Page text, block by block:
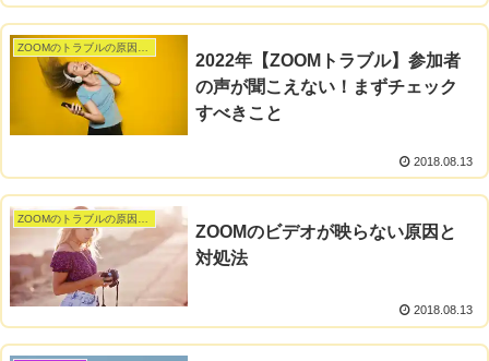
ZOOMのトラブルの原因と対処・解決法
2022年【ZOOMトラブル】参加者
の声が聞こえない！まずチェック
すべきこと
2018.08.13
ZOOMのトラブルの原因と対処・解決法
ZOOMのビデオが映らない原因と
対処法
2018.08.13